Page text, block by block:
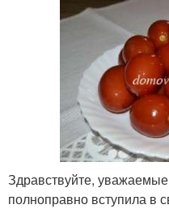
Здравствуйте,
полноправно вступила в